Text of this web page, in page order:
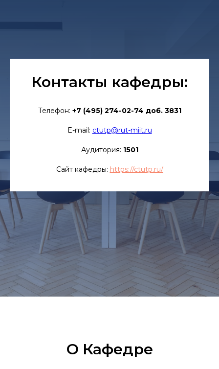
Контакты кафедры:
Телефон: +7 (495) 274-02-74 доб. 3831
E-mail: ctutp@rut-miit.ru
Аудитория: 1501
Сайт кафедры: https://ctutp.ru/
О Кафедре